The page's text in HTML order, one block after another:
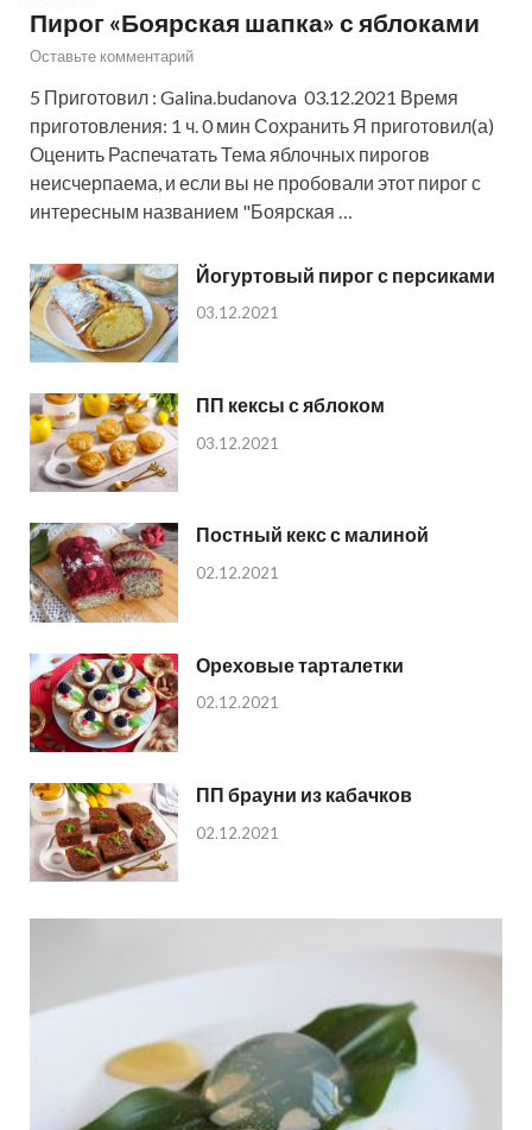
Пирог «Боярская шапка» с яблоками
Оставьте комментарий
5 Приготовил : Galina.budanova 03.12.2021 Время
приготовления: 1 ч. 0 мин Сохранить Я приготовил(а)
Оценить Распечатать Тема яблочных пирогов
неисчерпаема, и если вы не пробовали этот пирог с
интересным названием "Боярская …
Йогуртовый пирог с персиками
03.12.2021
ПП кексы с яблоком
03.12.2021
Постный кекс с малиной
02.12.2021
Ореховые тарталетки
02.12.2021
ПП брауни из кабачков
02.12.2021